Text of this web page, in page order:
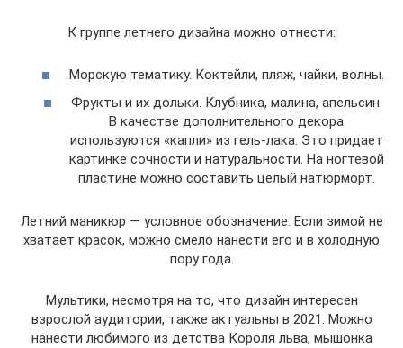
К группе летнего дизайна можно отнести:
Морскую тематику. Коктейли, пляж, чайки, волны.
Фрукты и их дольки. Клубника, малина, апельсин.
В качестве дополнительного декора
используются «капли» из гель-лака. Это придает
картинке сочности и натуральности. На ногтевой
пластине можно составить целый натюрморт.
Летний маникюр — условное обозначение. Если зимой не
хватает красок, можно смело нанести его и в холодную
пору года.
Мультики, несмотря на то, что дизайн интересен
взрослой аудитории, также актуальны в 2021. Можно
нанести любимого из детства Короля льва, мышонка